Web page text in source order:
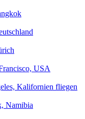
USA
Kalifornien fliegen
Namibia